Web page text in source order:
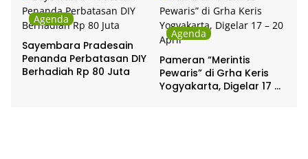
Agenda
Sayembara Pradesain
Penanda Perbatasan DIY
Berhadiah Rp 80 Juta
Agenda
Pameran “Merintis
Pewaris” di Grha Keris
Yogyakarta, Digelar 17 –